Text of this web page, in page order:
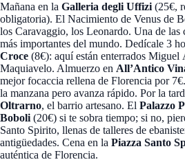
Mañana en la Galleria degli Uffizi(25€,
obligatoria). El Nacimiento de Venus de
los Caravaggio, los Leonardo. Una de las
más importantes del mundo. Dedícale 3
Croce (8€): aquí están enterrados
Maquiavelo. Almuerzo en All’Antico
mejor focaccia rellena de Florencia por
la manzana pero avanza rápido. Por la
Oltrarno, el barrio artesano. El Palazzo
Boboli(20€) si te sobra tiempo; si no,
Santo Spirito, llenas de talleres de
antigüedades. Cena en la Piazza Santo
auténtica de Florencia.